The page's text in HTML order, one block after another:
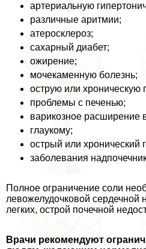
артериальную
различные аритмии;
атеросклероз;
сахарный диабет;
ожирение;
мочекаменную болезнь;
острую или хроническую
проблемы с печенью;
варикозное расширение
глаукому;
острый или хронический
заболевания
Полное ограничение соли
левожелудочковой сердечной
легких, острой почечной
Врачи рекомендуют